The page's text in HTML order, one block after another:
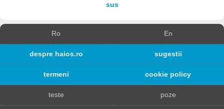
sus
Ro En
despre haios.ro sugestii
termeni cookie policy
teste poze